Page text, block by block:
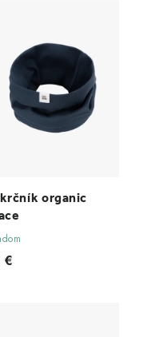
organic
€